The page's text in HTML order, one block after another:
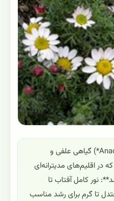
عاقرقرحا (*Anacyclus pyrethrum*) گیاهی علفی و
در اقلیم‌های مدیترانه‌ای
نور کامل آفتاب تا
تا گرم برای رشد مناسب